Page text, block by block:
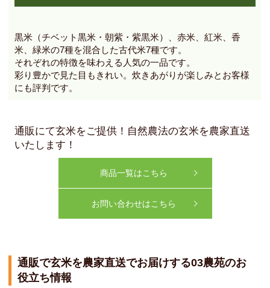
黒米（チベット黒米・朝紫・紫黒米）、赤米、紅米、香
米、緑米の7種を混合した古代米7種です。
それぞれの特徴を味わえる人気の一品です。
彩り豊かで見た目もきれい。炊きあがりが楽しみとお客様
にも評判です。
通販にて玄米をご提供！自然農法の玄米を農家直送
いたします！
商品一覧はこちら
お問い合わせはこちら
通販で玄米を農家直送でお届けする03農苑のお
役立ち情報